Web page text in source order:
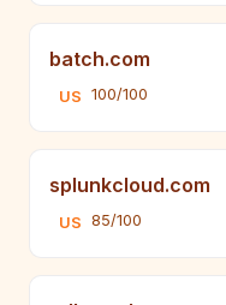
batch.com
US 100/100
splunkcloud.com
US 85/100